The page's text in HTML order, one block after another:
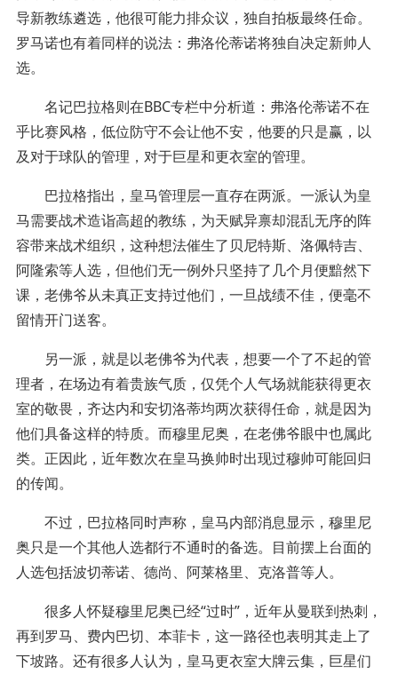
导新教练遴选，他很可能力排众议，独自拍板最终任命。
罗马诺也有着同样的说法：弗洛伦蒂诺将独自决定新帅人
选。
名记巴拉格则在BBC专栏中分析道：弗洛伦蒂诺不在
乎比赛风格，低位防守不会让他不安，他要的只是赢，以
及对于球队的管理，对于巨星和更衣室的管理。
巴拉格指出，皇马管理层一直存在两派。一派认为皇
马需要战术造诣高超的教练，为天赋异禀却混乱无序的阵
容带来战术组织，这种想法催生了贝尼特斯、洛佩特吉、
阿隆索等人选，但他们无一例外只坚持了几个月便黯然下
课，老佛爷从未真正支持过他们，一旦战绩不佳，便毫不
留情开门送客。
另一派，就是以老佛爷为代表，想要一个了不起的管
理者，在场边有着贵族气质，仅凭个人气场就能获得更衣
室的敬畏，齐达内和安切洛蒂均两次获得任命，就是因为
他们具备这样的特质。而穆里尼奥，在老佛爷眼中也属此
类。正因此，近年数次在皇马换帅时出现过穆帅可能回归
的传闻。
不过，巴拉格同时声称，皇马内部消息显示，穆里尼
奥只是一个其他人选都行不通时的备选。目前摆上台面的
人选包括波切蒂诺、德尚、阿莱格里、克洛普等人。
很多人怀疑穆里尼奥已经“过时”，近年从曼联到热刺，
再到罗马、费内巴切、本菲卡，这一路径也表明其走上了
下坡路。还有很多人认为，皇马更衣室大牌云集，巨星们